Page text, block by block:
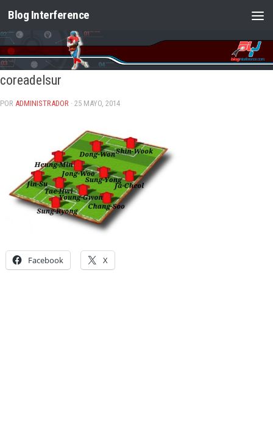
Saltar al contenido
Blog Interference
coreadelsur
POR ADMINISTRADOR · 25 MAYO, 2014
Facebook X